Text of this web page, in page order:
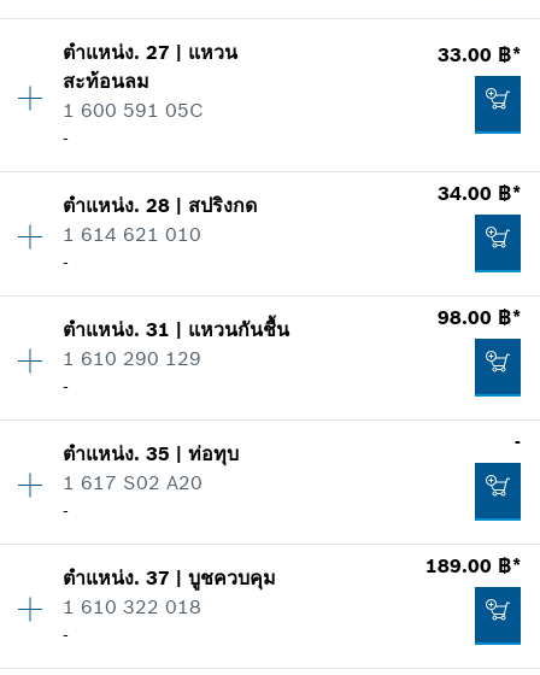
236.00 ฿*
เพิ่มในตะกร้าสินค้า
รายการการใช้
แสดงในรูป
177.00 ฿*
เพิ่มในตะกร้าสินค้า
ปริมาณ 1
ราคากลุ่ม
ข้อมูลชิ้นส่วนอะไหล่
แสดงในรูป
57.00 ฿*
ตำแหน่ง.27 | แหวน
สะท้อนลม
1 600 591 05C
-
33.00 ฿*
ปริมาณ 1
ราคากลุ่ม: 13
รายการการใช้
แสดงในรูป
33.00 ฿*
เพิ่มในตะกร้าสินค้า
ตำแหน่ง.28 | สปริงกด
1 614 621 010
-
34.00 ฿*
ปริมาณ 1
ราคากลุ่ม: 16
รายการการใช้
แสดงในรูป
34.00 ฿*
ตำแหน่ง.31 | แหวนกันชื้น
1 610 290 129
-
98.00 ฿*
ปริมาณ 1
ราคากลุ่ม: 19
รายการการใช้
แสดงในรูป
ตำแหน่ง.35 |ท่อทุบ
1 617 S02 A20
-
-
ราคากลุ่ม:-
ตำแหน่ง.37 |บูชควบคุม
1 610 322 018
-
189.00 ฿*